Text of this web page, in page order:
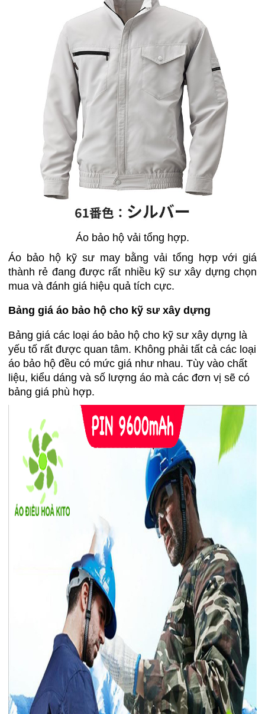
Áo bảo hộ vải tổng hợp.
Áo bảo hộ kỹ sư may bằng vải tổng hợp với giá
thành rẻ đang được rất nhiều kỹ sư xây dựng chọn
mua và đánh giá hiệu quả tích cực.
Bảng giá áo bảo hộ cho kỹ sư xây dựng
Bảng giá các loại áo bảo hộ cho kỹ sư xây dựng là
yếu tố rất được quan tâm. Không phải tất cả các loại
áo bảo hộ đều có mức giá như nhau. Tùy vào chất
liệu, kiểu dáng và số lượng áo mà các đơn vị sẽ có
bảng giá phù hợp.